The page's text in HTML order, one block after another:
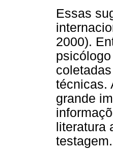
Essas
2000).
técnicas.
grande
literatura
testagem.